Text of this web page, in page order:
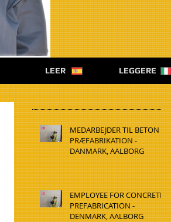
LEER LEGGERE
MEDARBEJDER TIL BETON
PRÆFABRIKATION -
DANMARK, AALBORG
EMPLOYEE FOR CONCRETE
PREFABRICATION -
DENMARK, AALBORG